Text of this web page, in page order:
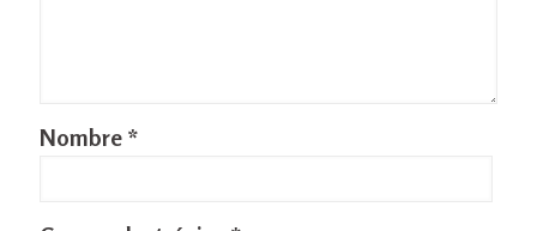
Nombre *